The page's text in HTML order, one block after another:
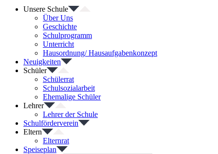
Unsere Schule
Über Uns
Geschichte
Schulprogramm
Unterricht
Hausordnung/ Hausaufgabenkonzept
Neuigkeiten
Schüler
Schülerrat
Schulsozialarbeit
Ehemalige Schüler
Lehrer
Lehrer der Schule
Schulförderverein
Eltern
Elternrat
Speiseplan